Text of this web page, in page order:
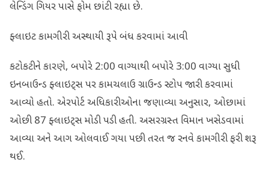
લેન્ડિંગ ગિયર પાસે ફોમ છાંટી રહ્યા છે.
ફ્લાઇટ કામગીરી અસ્થાયી રૂપે બંધ કરવામાં આવી
કટોકટીને કારણે, બપોરે 2:00 વાગ્યાથી બપોરે 3:00 વાગ્યા સુધી
ઇનબાઉન્ડ ફ્લાઇટ્સ પર કામચલાઉ ગ્રાઉન્ડ સ્ટોપ જારી કરવામાં
આવ્યો હતો. એરપોર્ટ અધિકારીઓના જણાવ્યા અનુસાર, ઓછામાં
ઓછી 87 ફ્લાઇટ્સ મોડી પડી હતી. અસરગ્રસ્ત વિમાન ખસેડવામાં
આવ્યા અને આગ ઓલવાઈ ગયા પછી તરત જ રનવે કામગીરી ફરી શરૂ
થઈ.